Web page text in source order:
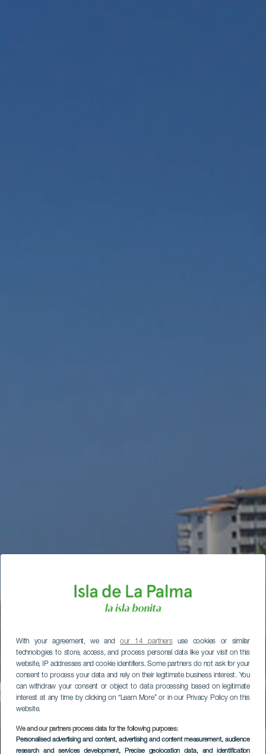
With your agreement, we andour 14 partnersuse cookies or similar
technologies to store, access, and process personal data like your visit on this
website, IP addresses and cookie identifiers. Some partners do not ask for your
consent to process your data and rely on their legitimate business interest. You
can withdraw your consent or object to data processing based on legitimate
interest at any time by clicking on “Learn More” or in our Privacy Policy on this
website.
We and our partners process data for the following purposes:
Personalised advertising and content, advertising and content measurement, audience
research and services development, Precise geolocation data, and identification